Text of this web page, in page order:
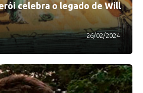
celebra o legado de Will
26/02/2024